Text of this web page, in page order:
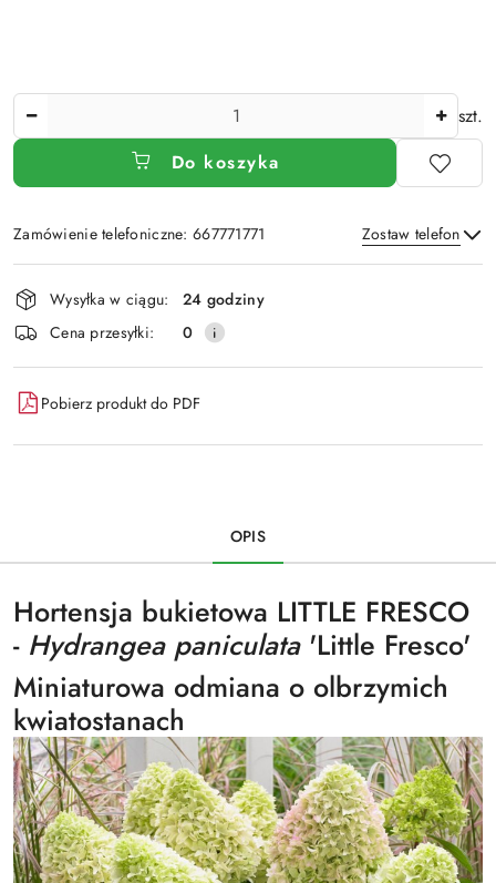
szt.
Do koszyka
Zamówienie telefoniczne: 667771771 Zostaw telefon
Wyślij
Dostępność
i
dostawa
Wysyłka w ciągu:
24 godziny
Cena przesyłki:
0
Pobierz produkt do PDF
OPIS
Hortensja bukietowa LITTLE FRESCO
- Hydrangea paniculata'Little Fresco'
Miniaturowa odmiana o olbrzymich
kwiatostanach